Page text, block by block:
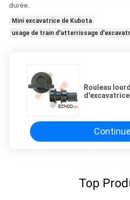
durée.
Mini excavatrice de Kubota
usage de train d'atterrissage
Rouleau
Hitachi
Top